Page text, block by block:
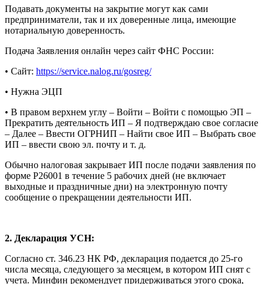
Подавать документы на закрытие могут как сами
предприниматели, так и их доверенные лица, имеющие
нотариальную доверенность.
Подача Заявления онлайн через сайт ФНС России:
• Сайт: https://service.nalog.ru/gosreg/
• Нужна ЭЦП
• В правом верхнем углу – Войти – Войти с помощью ЭП –
Прекратить деятельность ИП – Я подтверждаю свое согласие
– Далее – Ввести ОГРНИП – Найти свое ИП – Выбрать свое
ИП – ввести свою эл. почту и т. д.
Обычно налоговая закрывает ИП после подачи заявления по
форме Р26001 в течение 5 рабочих дней (не включает
выходные и праздничные дни) на электронную почту
сообщение о прекращении деятельности ИП.
2. Декларация УСН:
Согласно ст. 346.23 НК РФ, декларация подается до 25-го
числа месяца, следующего за месяцем, в котором ИП снят с
учета. Минфин рекомендует придерживаться этого срока,